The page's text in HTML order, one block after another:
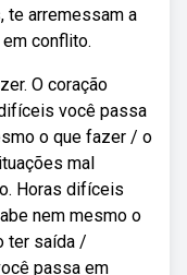
te arremessam a
conflito.
O coração
você passa
o que fazer / o
mal
Horas difíceis
nem mesmo o
ter saída /
passa em